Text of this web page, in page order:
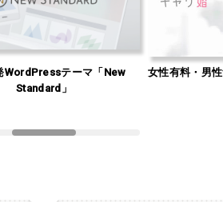
WordPressテーマ「New
Standard」
女性有料・男